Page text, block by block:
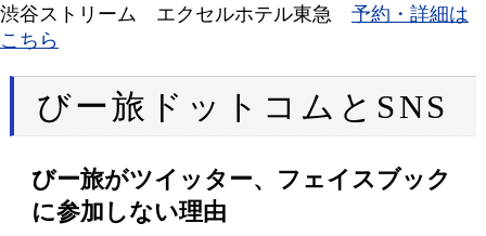
渋谷ストリーム エクセルホテル東急 予約・詳細は
こちら
びー旅ドットコムとSNS
びー旅がツイッター、フェイスブック
に参加しない理由